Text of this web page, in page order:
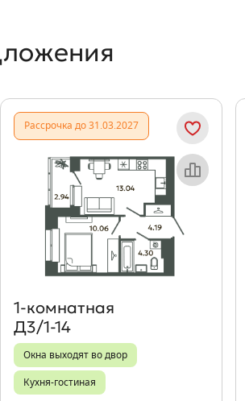
Рассрочка до 31.03.2027
Объект месяца
1‑комнатная
Д3/1-14
Окна выходят во двор
Кухня-гостиная